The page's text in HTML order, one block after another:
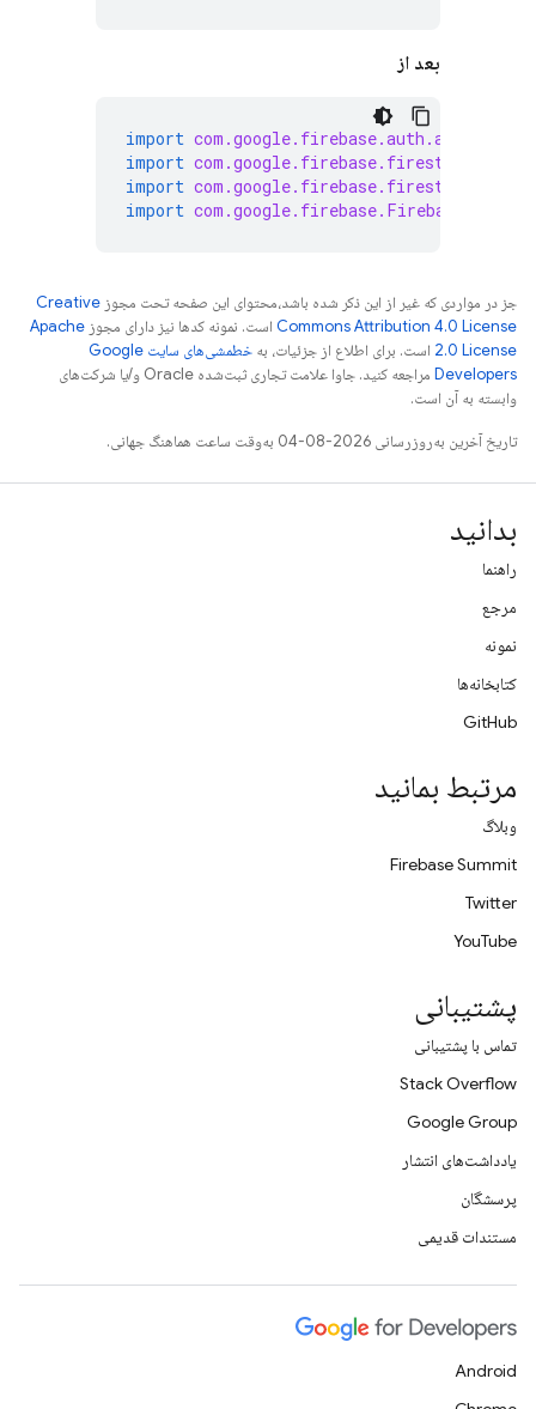
بعد از
import com.google.firebase.auth.auth
import
import
import com.google.firebase.Firebase
جز در مواردی که غیر از این ذکر شده باشد،‌محتوای این صفحه تحت مجوز Creative
Commons Attribution 4.0 License است. نمونه کدها نیز دارای مجوز Apache
2.0 License است. برای اطلاع از جزئیات، به
خطمشی‌های سایت Google
Developers‏
مراجعه کنید. جاوا علامت تجاری ثبت‌شده Oracle و/یا شرکت‌های
وابسته به آن است.
تاریخ آخرین به‌روزرسانی 2026-08-04 به‌وقت ساعت هماهنگ جهانی.
بدانید
راهنما
مرجع
نمونه
کتابخانه‌ها
GitHub
مرتبط بمانید
وبلاگ
Firebase Summit
Twitter
YouTube
پشتیبانی
تماس با پشتیبانی
Stack Overflow
Google Group
یادداشت‌های انتشار
پرسشگان
مستندات قدیمی
Android